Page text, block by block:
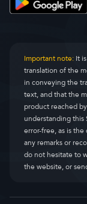
Important note:It
translation of the
in conveying the
text, and that the
product reached
understanding
error-free, as is
any remarks or
do not hesitate to
the website, or